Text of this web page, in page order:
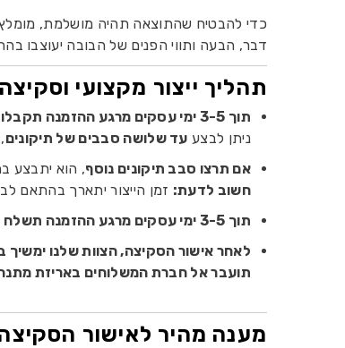
כדי להבטיח שהתוצאה תהיה מושלמת, מומלץ
דבר, הבעה ותווי הפנים של הבובה יעוצבו
תהליך ייצור מקצועי
תוך 3-5 ימי עסקים מרגע ההזמנה תקבלו באמצעות המייל או הווטסאפ סקיצה של תווי הפנים (ללא שיער) לאישורכם.
ניתן לבצע עד שלושה סבבים של תיקונים
אם תרצו סבב תיקונים נוסף, הוא יתבצע
חשוב לדעת: זמן הייצור יתארך בהתאם
תוך 3-5 ימי עסקים מרגע ההזמנה תשלח גם תצוגה מקדימה של חלק הגוף שעוצב.
לאחר אישור הסקיצה, הצוות שלנו ימשיך
תועבר אל חברת המשלוחים באריזת
מענה מהיר לאישור